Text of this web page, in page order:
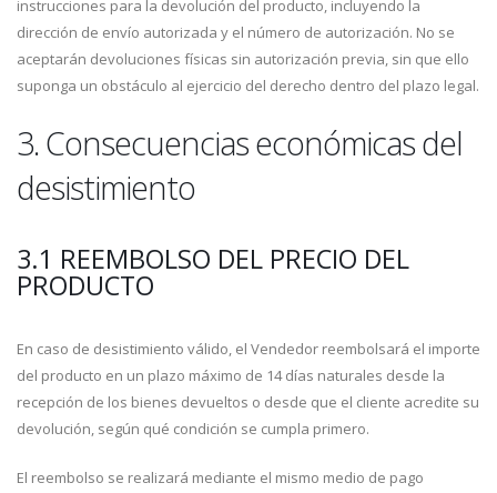
instrucciones para la devolución del producto, incluyendo la
dirección de envío autorizada y el número de autorización. No se
aceptarán devoluciones físicas sin autorización previa, sin que ello
suponga un obstáculo al ejercicio del derecho dentro del plazo legal.
3. Consecuencias económicas del
desistimiento
3.1 REEMBOLSO DEL PRECIO DEL
PRODUCTO
En caso de desistimiento válido, el Vendedor reembolsará el importe
del producto en un plazo máximo de 14 días naturales desde la
recepción de los bienes devueltos o desde que el cliente acredite su
devolución, según qué condición se cumpla primero.
El reembolso se realizará mediante el mismo medio de pago